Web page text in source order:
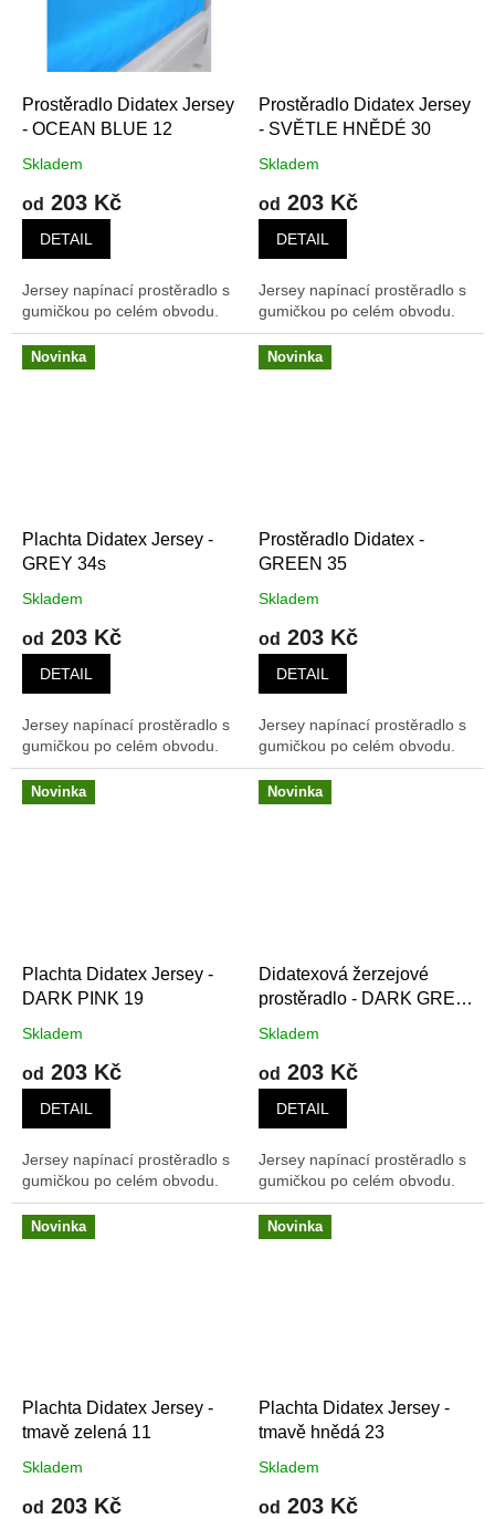
Prostěradlo Didatex Jersey
- OCEAN BLUE 12
Skladem
od 203 Kč
DETAIL
Jersey napínací prostěradlo s
gumičkou po celém obvodu.
Prostěradlo Didatex Jersey
- SVĚTLE HNĚDÉ 30
Skladem
od 203 Kč
DETAIL
Jersey napínací prostěradlo s
gumičkou po celém obvodu.
Novinka
Plachta Didatex Jersey -
GREY 34s
Skladem
od 203 Kč
DETAIL
Jersey napínací prostěradlo s
gumičkou po celém obvodu.
Novinka
Prostěradlo Didatex -
GREEN 35
Skladem
od 203 Kč
DETAIL
Jersey napínací prostěradlo s
gumičkou po celém obvodu.
Novinka
Plachta Didatex Jersey -
DARK PINK 19
Skladem
od 203 Kč
DETAIL
Jersey napínací prostěradlo s
gumičkou po celém obvodu.
Novinka
Didatexová žerzejové
prostěradlo - DARK GREY
Skladem
od 203 Kč
DETAIL
Jersey napínací prostěradlo s
gumičkou po celém obvodu.
Novinka
Plachta Didatex Jersey -
tmavě zelená 11
Skladem
od 203 Kč
Novinka
Plachta Didatex Jersey -
tmavě hnědá 23
Skladem
od 203 Kč